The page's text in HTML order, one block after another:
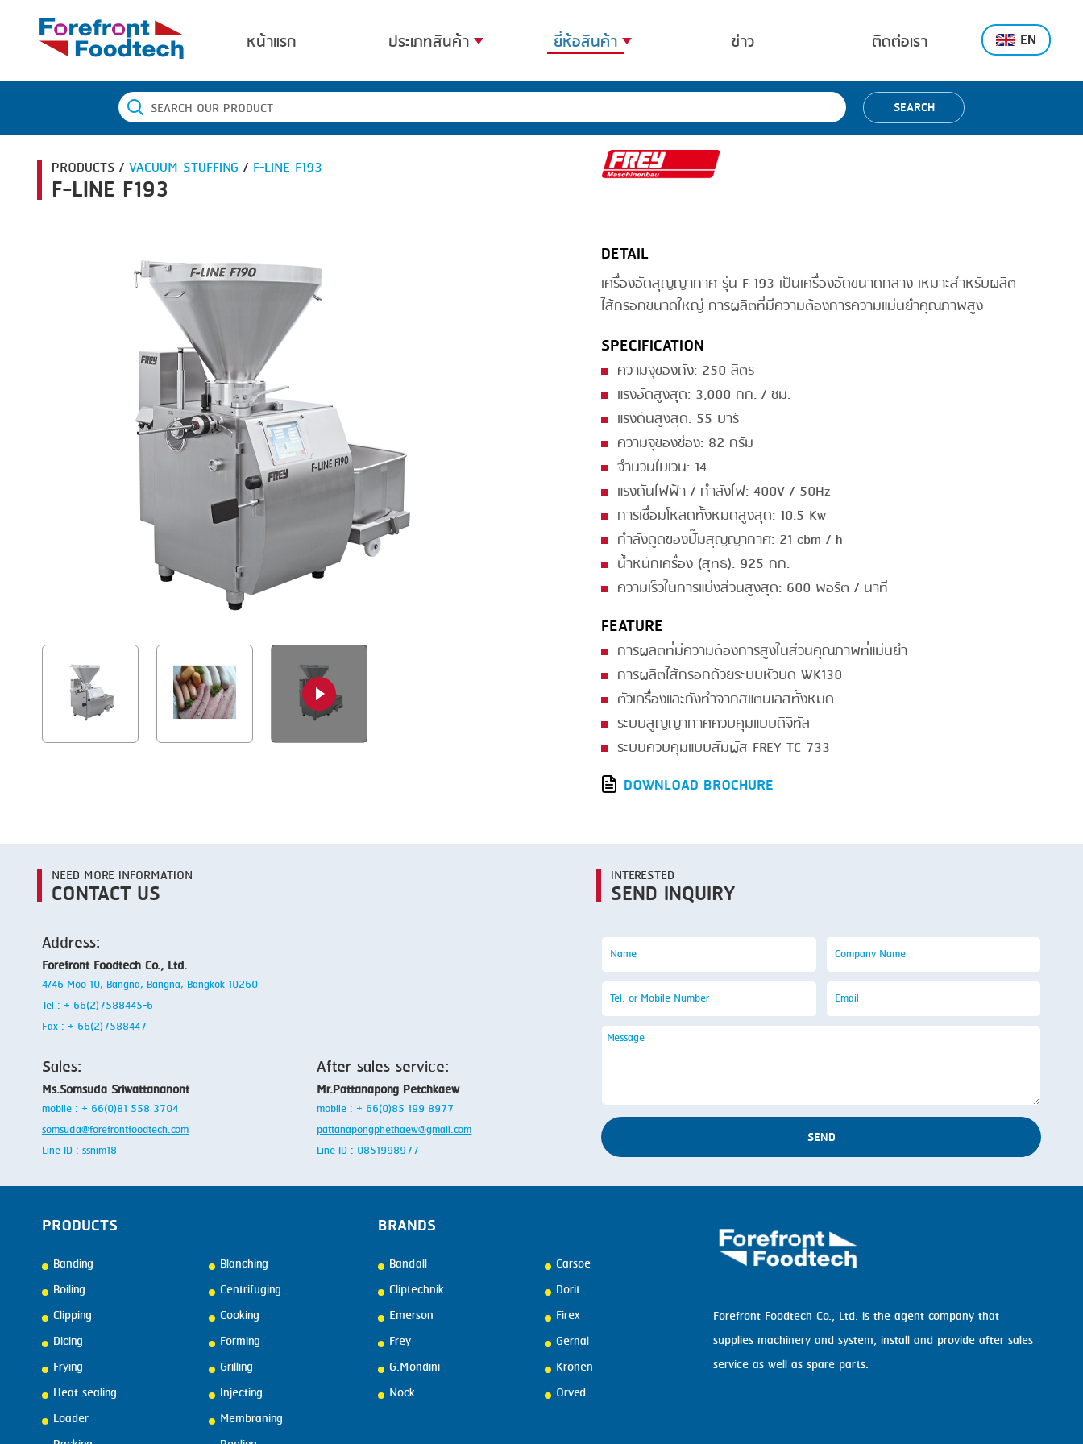
EN
หน้าแรก ประเภทสินค้า
BANDING
BLANCHING
INJECTING
LOADER
MEMBRANING
PACKING
TUMBLING
ยี่ห้อสินค้า
BANDALL
CARSOE
ข่าว ติดต่อเรา
SEARCH
PRODUCTS / VACUUM STUFFING / F-LINE F193
F-LINE F193
DETAIL
เครื่องอัดสุญญากาศ รุ่น F 193 เป็นเครื่องอัดขนาดกลาง เหมาะสำหรับผลิต
ไส้กรอกขนาดใหญ่ การผลิตที่มีความต้องการความแม่นยำคุณภาพสูง
SPECIFICATION
ความจุของถัง: 250 ลิตร
แรงอัดสูงสุด: 3,000 กก. / ชม.
แรงดันสูงสุด: 55 บาร์
ความจุของช่อง: 82 กรัม
จำนวนใบเวน: 14
แรงดันไฟฟ้า / กำลังไฟ: 400V / 50Hz
การเชื่อมโหลดทั้งหมดสูงสุด: 10.5 Kw
กำลังดูดของปั๊มสุญญากาศ: 21 cbm / h
น้ำหนักเครื่อง (สุทธิ): 925 กก.
ความเร็วในการแบ่งส่วนสูงสุด: 600 พอร์ต / นาที
FEATURE
การผลิตที่มีความต้องการสูงในส่วนคุณภาพที่แม่นยำ
การผลิตไส้กรอกด้วยระบบหัวบด WK130
ตัวเครื่องและถังทำจากสแตนเลสทั้งหมด
ระบบสูญญากาศควบคุมแบบดิจิทัล
ระบบควบคุมแบบสัมผัส FREY TC 733
DOWNLOAD BROCHURE
NEED MORE INFORMATION
CONTACT US
Address:
Forefront Foodtech Co., Ltd.
4/46 Moo 10, Bangna, Bangna, Bangkok 10260
Tel : + 66(2)7588445-6
Fax : + 66(2)7588447
Sales:
Ms.Somsuda Sriwattananont
mobile : + 66(0)81 558 3704
somsuda@forefrontfoodtech.com
Line ID : ssnim18
After sales service:
Mr.Pattanapong Petchkaew
mobile : + 66(0)85 199 8977
pattanapongphethaew@gmail.com
Line ID : 0851998977
INTERESTED
SEND INQUIRY
SEND
PRODUCTS
Banding
Blanching
Boiling
Centrifuging
Clipping
Cooking
Dicing
Forming
Frying
Grilling
Heat sealing
Injecting
Loader
Membraning
BRANDS
Bandall
Carsoe
Cliptechnik
Dorit
Emerson
Firex
Frey
Gernal
G.Mondini
Kronen
Nock
Orved
Forefront Foodtech Co., Ltd. is the agent company that
supplies machinery and system, install and provide after sales
service as well as spare parts.